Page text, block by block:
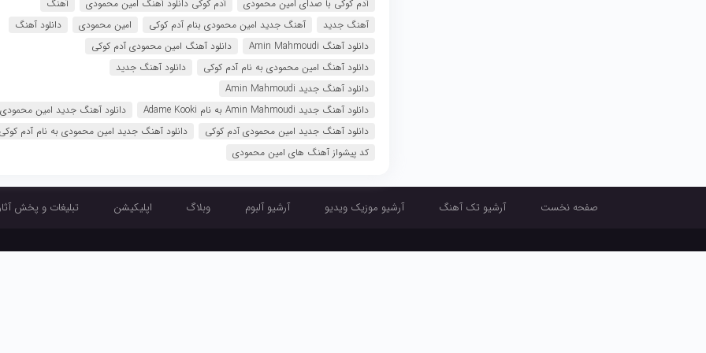
آدم کوکی با صدای امین محمودی آدم کوکی دانلود آهنگ امین محمودی
آهنگ
آهنگ جدید
آهنگ جدید امین محمودی بنام آدم کوکی امین محمودی
دانلود آهنگ
دانلود آهنگ Amin Mahmoudi
دانلود آهنگ امین محمودی آدم کوکی
دانلود آهنگ امین محمودی به نام آدم کوکی
دانلود آهنگ جدید
دانلود آهنگ جدید Amin Mahmoudi
دانلود آهنگ جدید Amin Mahmoudi به نام Adame Kooki
دانلود آهنگ جدید امین محمودی
دانلود آهنگ جدید امین محمودی آدم کوکی
دانلود آهنگ جدید امین محمودی به نام آدم کوکی
کد پیشواز آهنگ های امین محمودی
صفحه نخست آرشیو تک آهنگ آرشیو موزیک ویدیو آرشیو آلبوم وبلاگ اپلیکیشن تبلیغات و پخش آثار